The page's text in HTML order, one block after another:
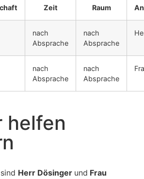
Zeit Raum
nach
Absprache
nach
Absprache
nach
Absprache
nach
Absprache
helfen
Herr Dösinger und Frau